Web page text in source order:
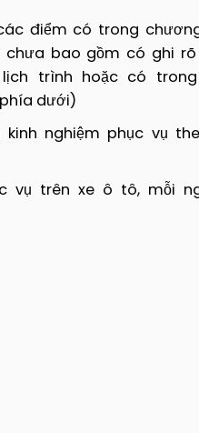
điểm có trong
bao gồm có ghi
trình hoặc có trong
dưới)
kinh nghiệm phục vụ
vụ trên xe ô tô, mỗi